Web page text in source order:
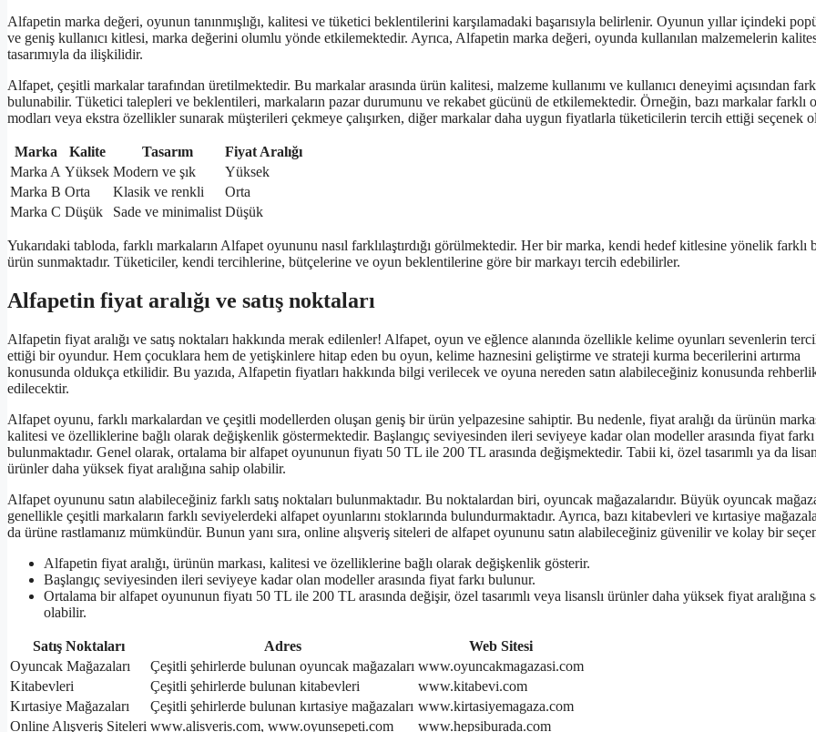
Alfapetin marka değeri, oyunun tanınmışlığı, kalitesi ve tüketici beklentilerini karşılamadaki başarısıyla belirlenir. Oyunun yıllar içindeki
ve geniş kullanıcı kitlesi, marka değerini olumlu yönde etkilemektedir. Ayrıca, Alfapetin marka değeri, oyunda kullanılan malzemelerin
tasarımıyla da ilişkilidir.
Alfapet, çeşitli markalar tarafından üretilmektedir. Bu markalar arasında ürün kalitesi, malzeme kullanımı ve kullanıcı deneyimi açısından
bulunabilir. Tüketici talepleri ve beklentileri, markaların pazar durumunu ve rekabet gücünü de etkilemektedir. Örneğin, bazı markalar farklı
modları veya ekstra özellikler sunarak müşterileri çekmeye çalışırken, diğer markalar daha uygun fiyatlarla tüketicilerin tercih ettiği seçenek
Marka Kalite Tasarım
Fiyat Aralığı
Marka A Yüksek Modern ve şık
Yüksek
Marka B Orta Klasik ve renkli
Orta
Marka C Düşük Sade ve minimalist Düşük
Yukarıdaki tabloda, farklı markaların Alfapet oyununu nasıl farklılaştırdığı görülmektedir. Her bir marka, kendi hedef kitlesine yönelik farklı
ürün sunmaktadır. Tüketiciler, kendi tercihlerine, bütçelerine ve oyun beklentilerine göre bir markayı tercih edebilirler.
Alfapetin fiyat aralığı ve satış noktaları
Alfapetin fiyat aralığı ve satış noktaları hakkında merak edilenler! Alfapet, oyun ve eğlence alanında özellikle kelime oyunları sevenlerin
ettiği bir oyundur. Hem çocuklara hem de yetişkinlere hitap eden bu oyun, kelime haznesini geliştirme ve strateji kurma becerilerini artırma
konusunda oldukça etkilidir. Bu yazıda, Alfapetin fiyatları hakkında bilgi verilecek ve oyuna nereden satın alabileceğiniz konusunda
edilecektir.
Alfapet oyunu, farklı markalardan ve çeşitli modellerden oluşan geniş bir ürün yelpazesine sahiptir. Bu nedenle, fiyat aralığı da ürünün
kalitesi ve özelliklerine bağlı olarak değişkenlik göstermektedir. Başlangıç seviyesinden ileri seviyeye kadar olan modeller arasında fiyat farkı
bulunmaktadır. Genel olarak, ortalama bir alfapet oyununun fiyatı 50 TL ile 200 TL arasında değişmektedir. Tabii ki, özel tasarımlı ya da
ürünler daha yüksek fiyat aralığına sahip olabilir.
Alfapet oyununu satın alabileceğiniz farklı satış noktaları bulunmaktadır. Bu noktalardan biri, oyuncak mağazalarıdır. Büyük oyuncak
genellikle çeşitli markaların farklı seviyelerdeki alfapet oyunlarını stoklarında bulundurmaktadır. Ayrıca, bazı kitabevleri ve kırtasiye
da ürüne rastlamanız mümkündür. Bunun yanı sıra, online alışveriş siteleri de alfapet oyununu satın alabileceğiniz güvenilir ve kolay bir
Alfapetin fiyat aralığı, ürünün markası, kalitesi ve özelliklerine bağlı olarak değişkenlik gösterir.
Başlangıç seviyesinden ileri seviyeye kadar olan modeller arasında fiyat farkı bulunur.
Ortalama bir alfapet oyununun fiyatı 50 TL ile 200 TL arasında değişir, özel tasarımlı veya lisanslı ürünler daha yüksek fiyat aralığına
olabilir.
Satış Noktaları Adres
Web Sitesi
Oyuncak Mağazaları
Çeşitli şehirlerde bulunan oyuncak mağazaları www.oyuncakmagazasi.com
Kitabevleri
Çeşitli şehirlerde bulunan kitabevleri
www.kitabevi.com
Kırtasiye Mağazaları
Çeşitli şehirlerde bulunan kırtasiye mağazaları www.kirtasiyemagaza.com
Online Alışveriş Siteleri www.alisveris.com, www.oyunsepeti.com www.hepsiburada.com